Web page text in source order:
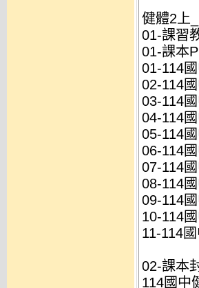
健體2上
01-課習
01-課本
01-114
02-114
03-114
04-114
05-114
06-114
07-114
08-114
09-114
10-114
11-114
02-課本
114國中